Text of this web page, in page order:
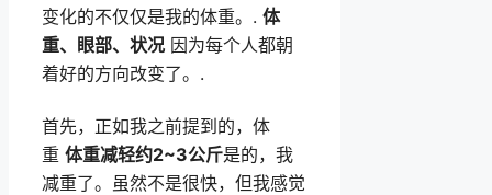
变化的不仅仅是我的体重。. 体
重、眼部、状况 因为每个人都朝
着好的方向改变了。.
首先，正如我之前提到的，体
重 体重减轻约2~3公斤是的，我
减重了。虽然不是很快，但我感觉